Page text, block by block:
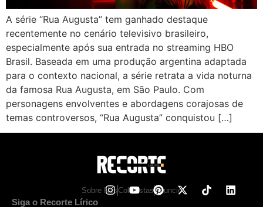
A série “Rua Augusta” tem ganhado destaque
recentemente no cenário televisivo brasileiro,
especialmente após sua entrada no streaming HBO
Brasil. Baseada em uma produção argentina adaptada
para o contexto nacional, a série retrata a vida noturna
da famosa Rua Augusta, em São Paulo. Com
personagens envolventes e abordagens corajosas de
temas controversos, “Rua Augusta” conquistou […]
Sobre NosColunistasAnuncie
Siga o Recorte Lírico